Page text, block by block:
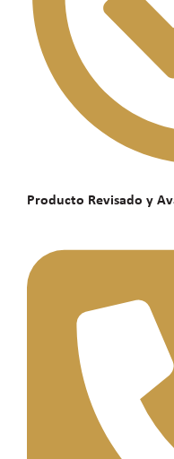
Producto Revisado y